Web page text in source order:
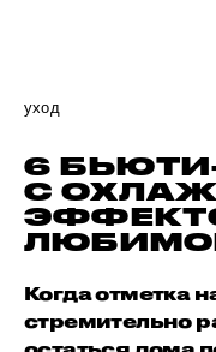
уход
6
С
Когда отметка
стремительно